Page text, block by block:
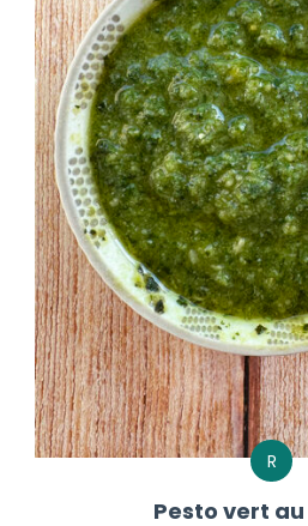
R
Pesto vert